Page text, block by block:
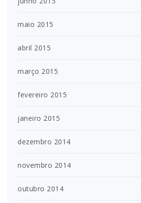
maio 2015
abril 2015
março 2015
fevereiro 2015
janeiro 2015
dezembro 2014
novembro 2014
outubro 2014